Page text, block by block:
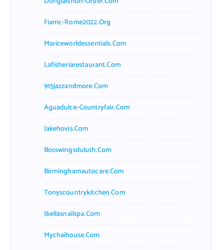
Fiamc-Rome2022.org
Mariceworldessentials.com
Lafisheriarestaurant.com
915jazzandmore.com
Aguadulce-Countryfair.com
Jakehovis.com
Bosswingsduluth.com
Birminghamautocare.com
Tonyscountrykitchen.com
Jbellasnailspa.com
Mychaihouse.com